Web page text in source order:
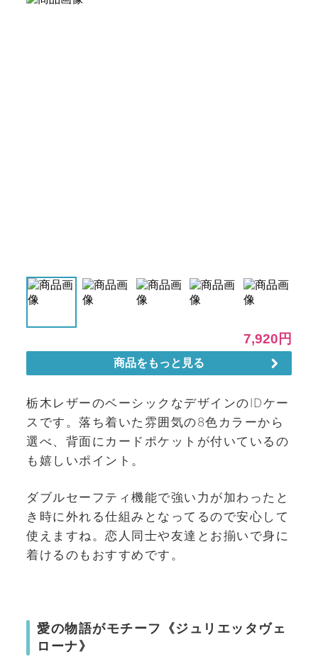
栃木レザーのベーシックなデザインのIDケー
スです。落ち着いた雰囲気の8色カラーから
選べ、背面にカードポケットが付いているの
も嬉しいポイント。
ダブルセーフティ機能で強い力が加わったと
き時に外れる仕組みとなってるので安心して
使えますね。恋人同士や友達とお揃いで身に
着けるのもおすすめです。
愛の物語がモチーフ《ジュリエッタヴェ
ローナ》